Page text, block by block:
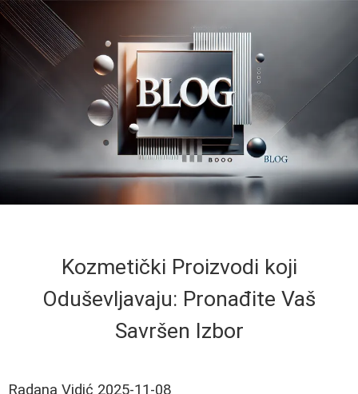
Kozmetički Proizvodi koji
Oduševljavaju: Pronađite Vaš
Savršen Izbor
Radana Vidić 2025-11-08